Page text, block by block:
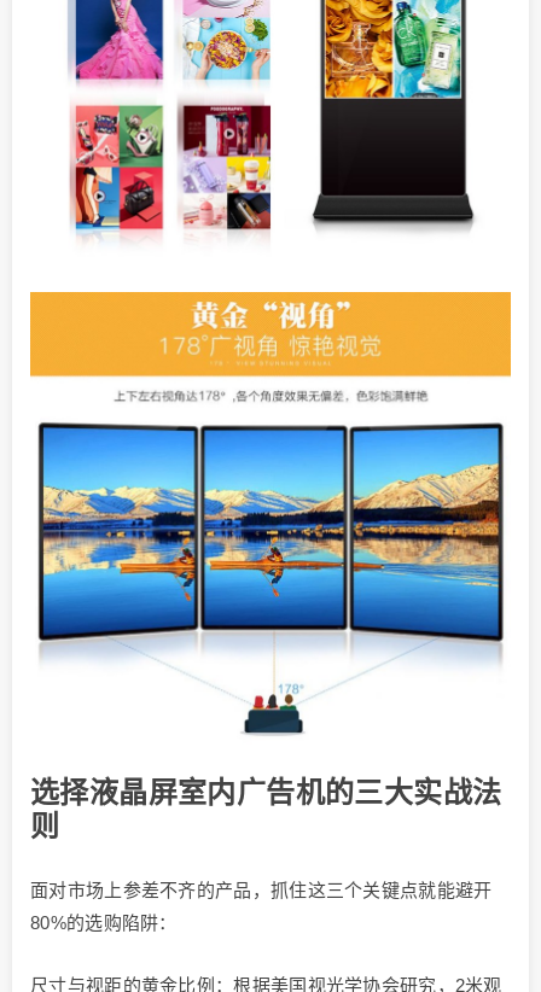
选择液晶屏室内广告机的三大实战法
则​​
面对市场上参差不齐的产品，抓住这三个关键点就能避开
80%的选购陷阱：
尺寸与视距的黄金比例：根据美国视光学协会研究，2米观